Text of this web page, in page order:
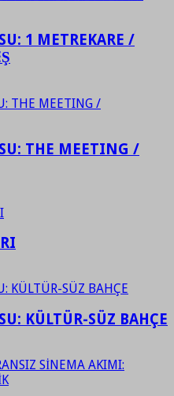
1 METREKARE /
THE MEETING /
KÜLTÜR-SÜZ BAHÇE